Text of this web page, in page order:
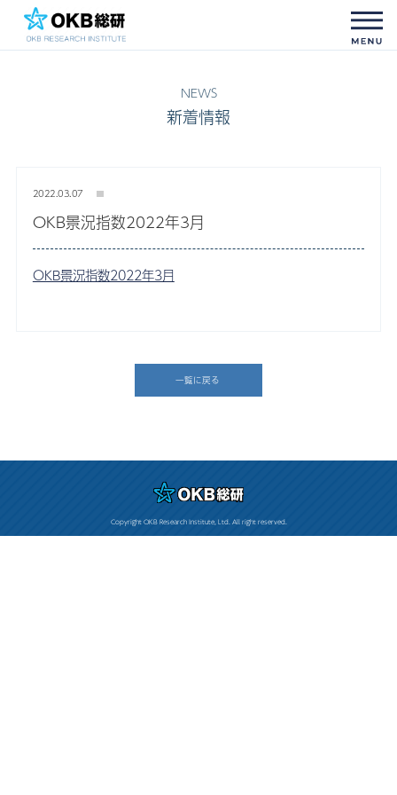
新着情報
2022.03.07
OKB景況指数2022年3月
OKB景況指数2022年3月
一覧に戻る
Copyright OKB Research Institute, Ltd. All right reserved.